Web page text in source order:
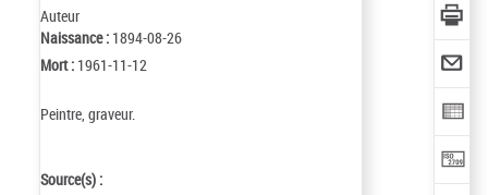
Auteur
Naissance : 1894-08-26
Mort : 1961-11-12
Peintre, graveur.
Source(s) :